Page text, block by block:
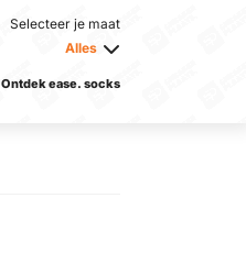
Selecteer je maat
Alles
Ontdek ease. socks